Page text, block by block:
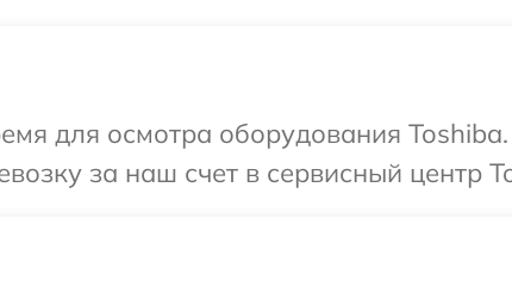
для осмотра оборудования
за наш счет в сервисный центр